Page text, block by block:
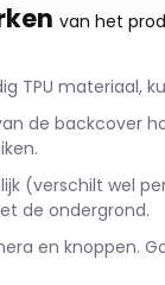
van het
TPU materiaal,
de backcover
(verschilt wel
de ondergrond.
en knoppen.